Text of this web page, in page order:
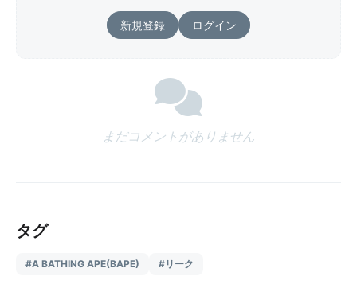
新規登録 ログイン
まだコメントがありません
タグ
#A BATHING APE(BAPE) #リーク